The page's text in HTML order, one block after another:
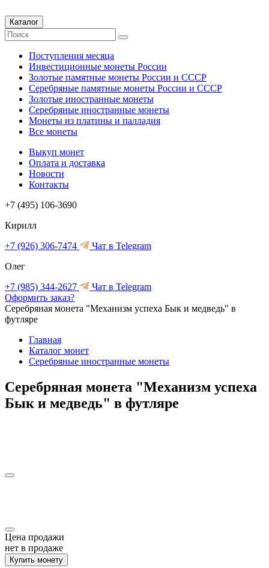
Каталог
Поступления месяца
Инвестиционные монеты России
Золотые памятные монеты России и СССР
Серебряные памятные монеты России и СССР
Золотые иностранные монеты
Серебряные иностранные монеты
Монеты из платины и палладия
Все монеты
Выкуп монет
Оплата и доставка
Новости
Контакты
+7 (495) 106-3690
Кирилл
+7 (926) 306-7474
Чат в Telegram
Олег
+7 (985) 344-2627
Чат в Telegram
Оформить заказ?
Серебряная монета "Механизм успеха Бык и медведь" в
футляре
Главная
Каталог монет
Серебряные иностранные монеты
Серебряная монета "Механизм успеха
Бык и медведь" в футляре
Цена продажи
нет в продаже
Купить монету